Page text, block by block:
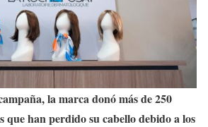
la marca donó más de 250
que han perdido su cabello debido a los